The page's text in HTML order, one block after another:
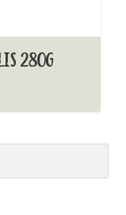
280G